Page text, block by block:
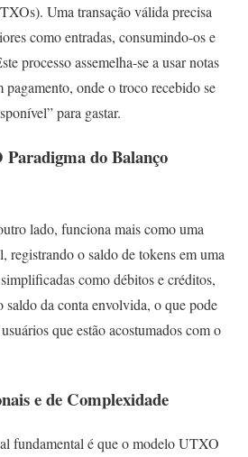
Uma transação válida precisa
como entradas, consumindo-os e
processo assemelha-se a usar notas
onde o troco recebido se
para gastar.
do Balanço
lado, funciona mais como uma
registrando o saldo de tokens em uma
como débitos e créditos,
saldo da conta envolvida, o que pode
que estão acostumados com o
e de Complexidade
fundamental é que o modelo UTXO